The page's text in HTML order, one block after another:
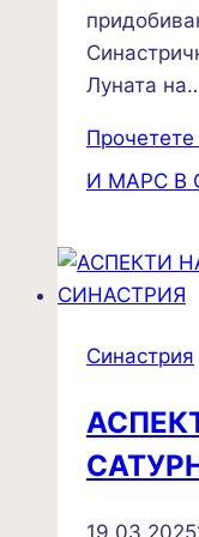
Луната
И МАРС В
Синастрия
19.03.2025